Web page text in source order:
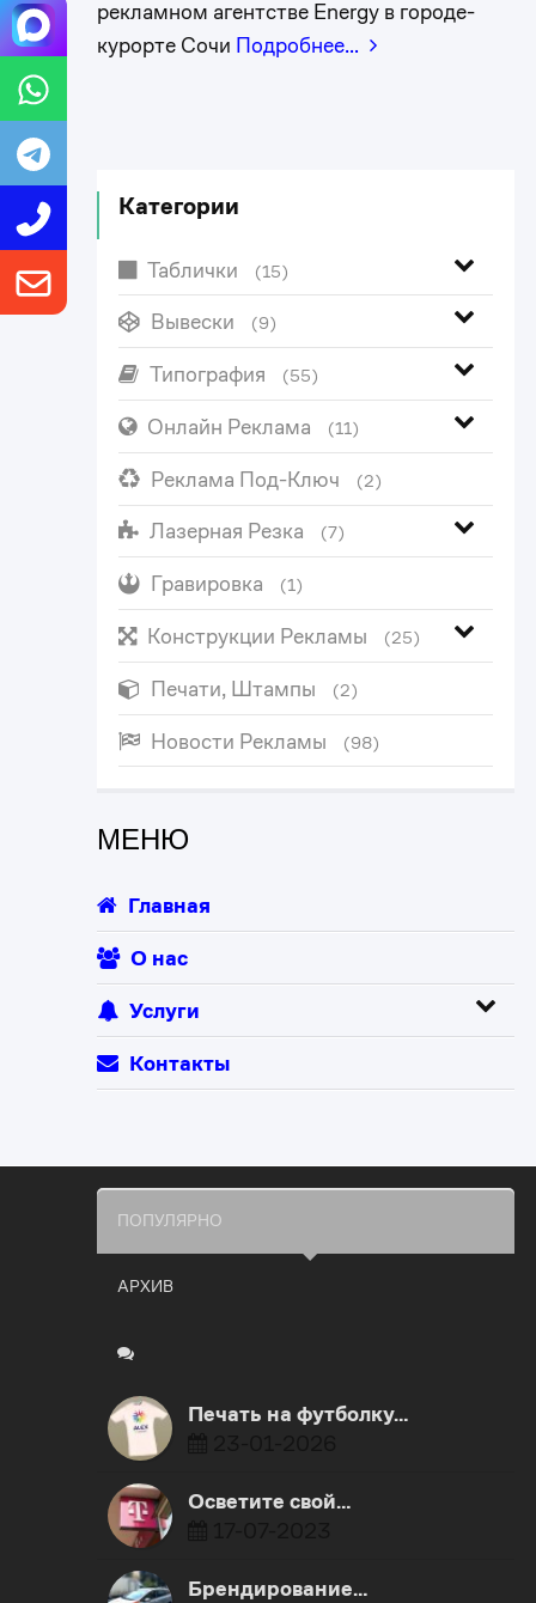
рекламном агентстве Energy в городе-
курорте Сочи Подробнее…
Категории
Таблички (15)
Вывески (9)
Типография (55)
Онлайн Реклама (11)
Реклама Под-Ключ (2)
Лазерная Резка (7)
Гравировка (1)
Конструкции Рекламы (25)
Печати, Штампы (2)
Новости Рекламы (98)
МЕНЮ
Главная
О нас
Услуги
Контакты
ПОПУЛЯРНО
АРХИВ
Печать на футболку…
​Осветите свой…
Брендирование…